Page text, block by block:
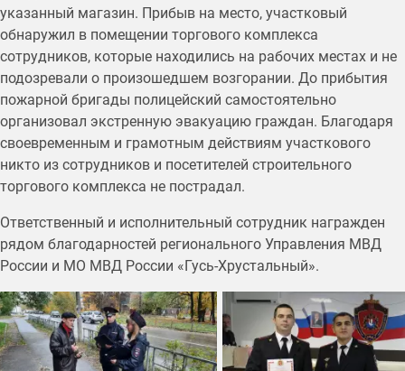
указанный магазин. Прибыв на место, участковый
обнаружил в помещении торгового комплекса
сотрудников, которые находились на рабочих местах и не
подозревали о произошедшем возгорании. До прибытия
пожарной бригады полицейский самостоятельно
организовал экстренную эвакуацию граждан. Благодаря
своевременным и грамотным действиям участкового
никто из сотрудников и посетителей строительного
торгового комплекса не пострадал.
Ответственный и исполнительный сотрудник награжден
рядом благодарностей регионального Управления МВД
России и МО МВД России «Гусь-Хрустальный».